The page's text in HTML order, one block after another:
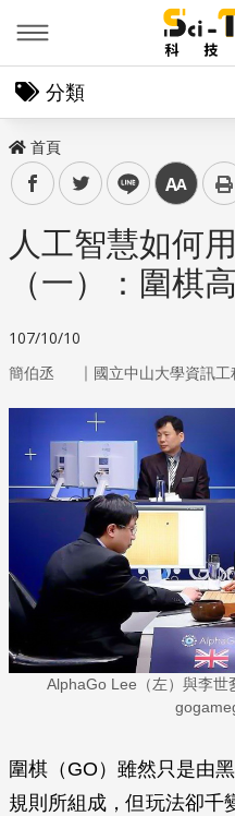
分類
首頁
facebooktwitter line 中
人工智慧如何
（一）：圍棋
107/10/10
簡伯丞 ｜ 國立中山大學資訊工
AlphaGo Lee（左）與李世
圍棋（GO）雖然只是由
規則所組成，但玩法卻千